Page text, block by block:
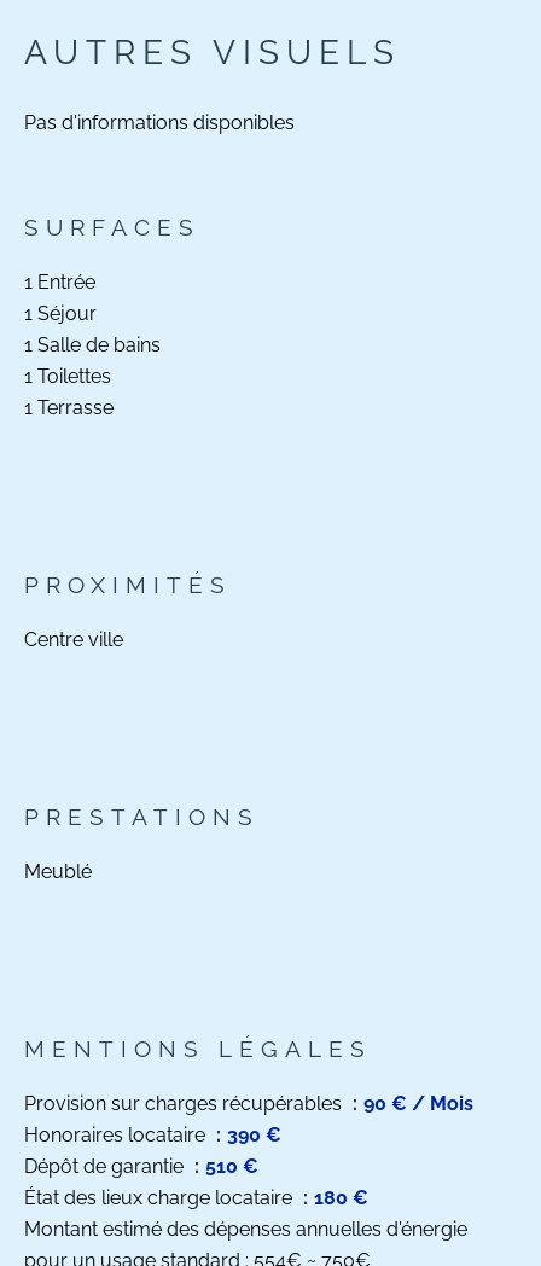
AUTRES VISUELS
Pas d'informations disponibles
SURFACES
1 Entrée
1 Séjour
1 Salle de bains
1 Toilettes
1 Terrasse
PROXIMITÉS
Centre ville
PRESTATIONS
Meublé
MENTIONS LÉGALES
Provision sur charges récupérables
90 € / Mois
Honoraires locataire
390 €
Dépôt de garantie
510 €
État des lieux charge locataire
180 €
Montant estimé des dépenses annuelles d'énergie
pour un usage standard : 554€ ~ 750€